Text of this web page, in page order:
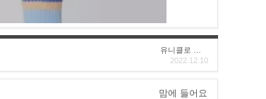
2022.12.10
맘에 들어요